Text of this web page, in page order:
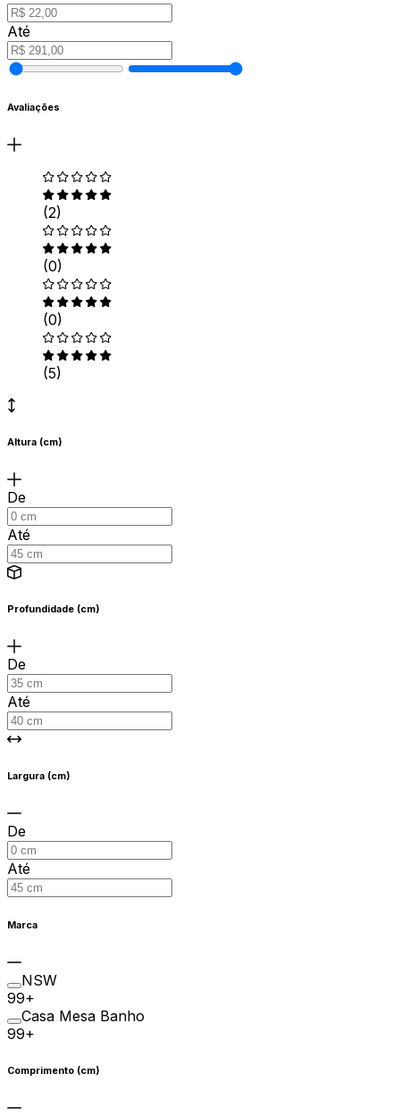
Até
Avaliações
(2)
(0)
(0)
(5)
Altura (cm)
De
Até
Profundidade (cm)
De
Até
Largura (cm)
De
Até
Marca
NSW
99+
Casa Mesa Banho
99+
Comprimento (cm)